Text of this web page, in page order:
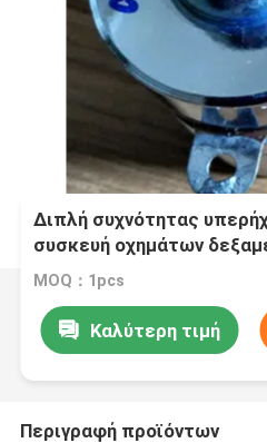
Διπλή συχνότητας
συσκευή οχημάτων
MOQ：1pcs
Καλύτερη τιμή
Περιγραφή προϊόντων